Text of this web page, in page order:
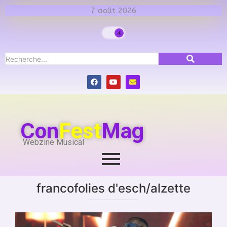
7 août 2026
ConFestMag
Webzine Musical
francofolies d'esch/alzette